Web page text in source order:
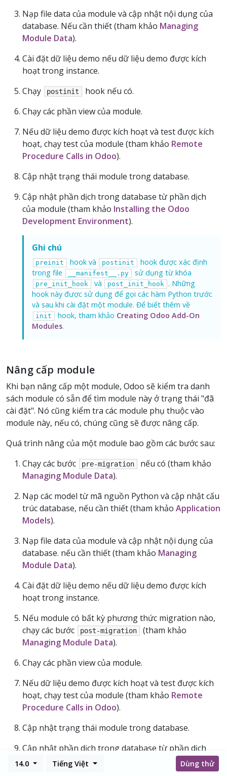
14.0 Tiếng Việt Dùng thử
Nạp file data của module và cập nhật nội dụng của
database. Nếu cần thiết (tham khảo Managing
Module Data).
Cài đặt dữ liệu demo nếu dữ liệu demo được kích
hoạt trong instance.
Chạy
postinit
hook nếu có.
Chạy các phần view của module.
Nếu dữ liệu demo được kích hoạt và test được kích
hoạt, chạy test của module (tham khảo Remote
Procedure Calls in Odoo).
Cập nhật trạng thái module trong database.
Cập nhật phần dịch trong database từ phần dịch
của module (tham khảo Installing the Odoo
Development Environment).
Ghi chú
preinit hook và postinit
hook được xác định
trong file
__manifest__.py sử dụng từ khóa
pre_init_hook và post_init_hook . Những
hook này được sử dụng để gọi các hàm Python trước
và sau khi cài đặt một module. Để biết thêm về
init hook, tham khảo Creating Odoo Add-On
Modules.
Nâng cấp module
Khi bạn nâng cấp một module, Odoo sẽ kiểm tra danh
sách module có sẵn để tìm module này ở trạng thái "đã
cài đặt". Nó cũng kiểm tra các module phụ thuộc vào
module này, nếu có, chúng cũng sẽ được nâng cấp.
Quá trình nâng của một module bao gồm các bước sau:
Chạy các bước
pre-migration
nếu có (tham khảo
Managing Module Data).
Nạp các model từ mã nguồn Python và cập nhật cấu
trúc database, nếu cần thiết (tham khảo Application
Models).
Nạp file data của module và cập nhật nội dụng của
database. nếu cần thiết (tham khảo Managing
Module Data).
Cài đặt dữ liệu demo nếu dữ liệu demo được kích
hoạt trong instance.
Nếu module có bất kỳ phương thức migration nào,
chạy các bước
post-migration
(tham khảo
Managing Module Data).
Chạy các phần view của module.
Nếu dữ liệu demo được kích hoạt và test được kích
hoạt, chạy test của module (tham khảo Remote
Procedure Calls in Odoo).
Cập nhật trạng thái module trong database.
Cập nhật phần dịch trong database từ phần dịch
của module (tham khảo
Internationalization)